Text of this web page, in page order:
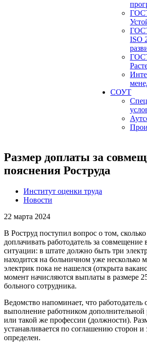
ISO
СОУТ
Размер доплаты за
пояснения Роструда
Институт оценки труда
Новости
22 марта 2024
В Роструд поступил вопрос о том,
доплачивать работодатель за
ситуации: в штате должно быть три
находится на больничном уже несколько
электрик пока не нашелся (открыта
момент начисляются выплаты в размере
больного сотрудника.
Ведомство напоминает, что работодатель
выполнение работником дополнительной
или такой же профессии (должности).
устанавливается по соглашению сторон и
определен.